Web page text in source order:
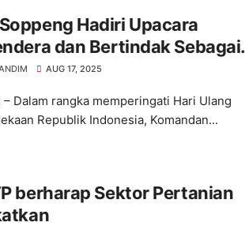
Hadiri Upacara
dan Bertindak Sebagai
Nasional Peringatan HUT
2025 di Kab.Soppeng.
AUG 17, 2025
– Dalam rangka memperingati Hari Ulang
Republik Indonesia, Komandan...
berharap Sektor Pertanian